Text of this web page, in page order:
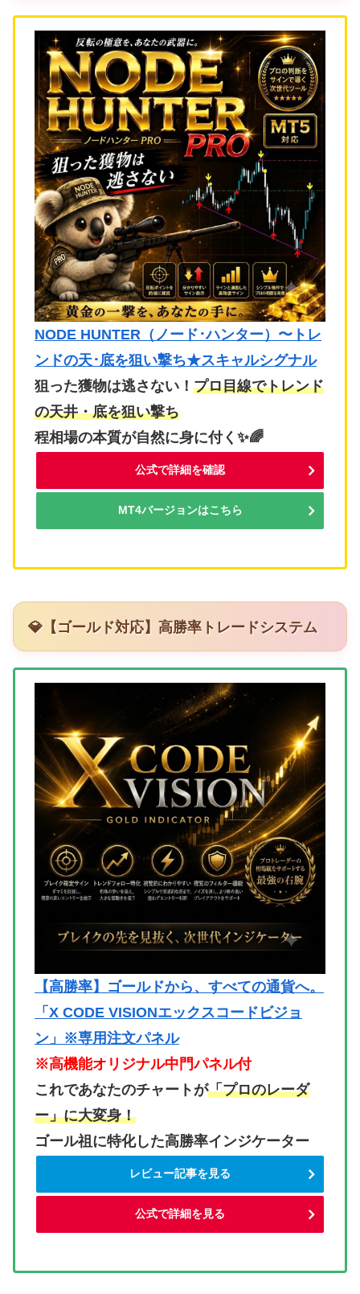
NODE HUNTER（ノード･ハンター）〜トレ
ンドの天･底を狙い撃ち★スキャルシグナル
狙った獲物は逃さない！ プロ目線でトレンド
の天井・底を狙い撃ち
程相場の本質が自然に身に付く✨🌈
公式で詳細を確認
MT4バージョンはこちら
💎【ゴールド対応】高勝率トレードシステム
【高勝率】ゴールドから、すべての通貨へ。
「X CODE VISIONエックスコードビジョ
ン」※専用注文パネル
※高機能オリジナル中門パネル付
これであなたのチャートが「プロのレーダ
ー」に大変身！
ゴール祖に特化した高勝率インジケーター
レビュー記事を見る
公式で詳細を見る